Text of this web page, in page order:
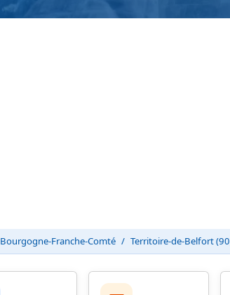
Bourgogne-Franche-Comté Territoire-de-Belfort